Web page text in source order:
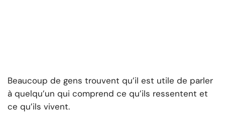
Beaucoup de gens trouvent qu’il est utile de parler
à quelqu’un qui comprend ce qu’ils ressentent et
ce qu’ils vivent.